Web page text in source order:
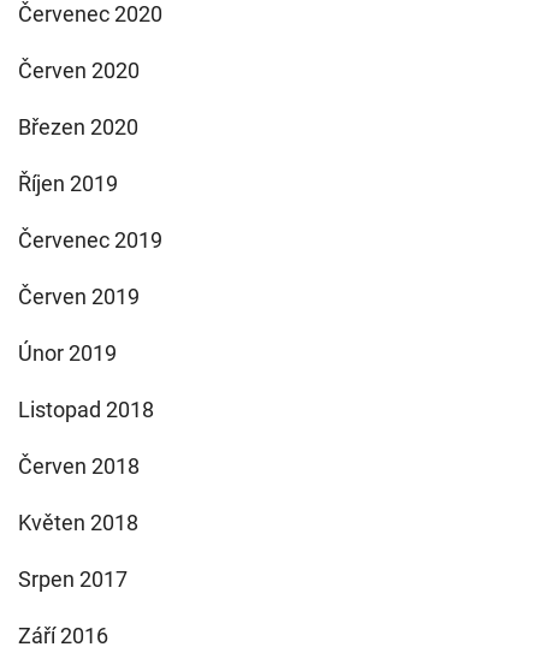
Červenec 2020
Červen 2020
Březen 2020
Říjen 2019
Červenec 2019
Červen 2019
Únor 2019
Listopad 2018
Červen 2018
Květen 2018
Srpen 2017
Září 2016